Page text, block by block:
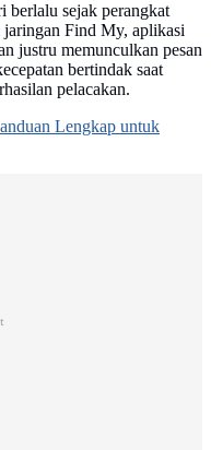
berlalu sejak perangkat
Find My, aplikasi
justru memunculkan pesan
bertindak saat
pelacakan.
Lengkap untuk